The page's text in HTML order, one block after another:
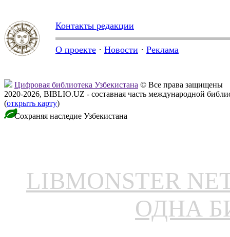
Контакты редакции
О проекте · Новости · Реклама
Цифровая библиотека Узбекистана © Все права защищены
2020-2026, BIBLIO.UZ - составная часть международной
(открыть карту)
Сохраняя наследие Узбекистана
LIBMONSTER
ОДНА